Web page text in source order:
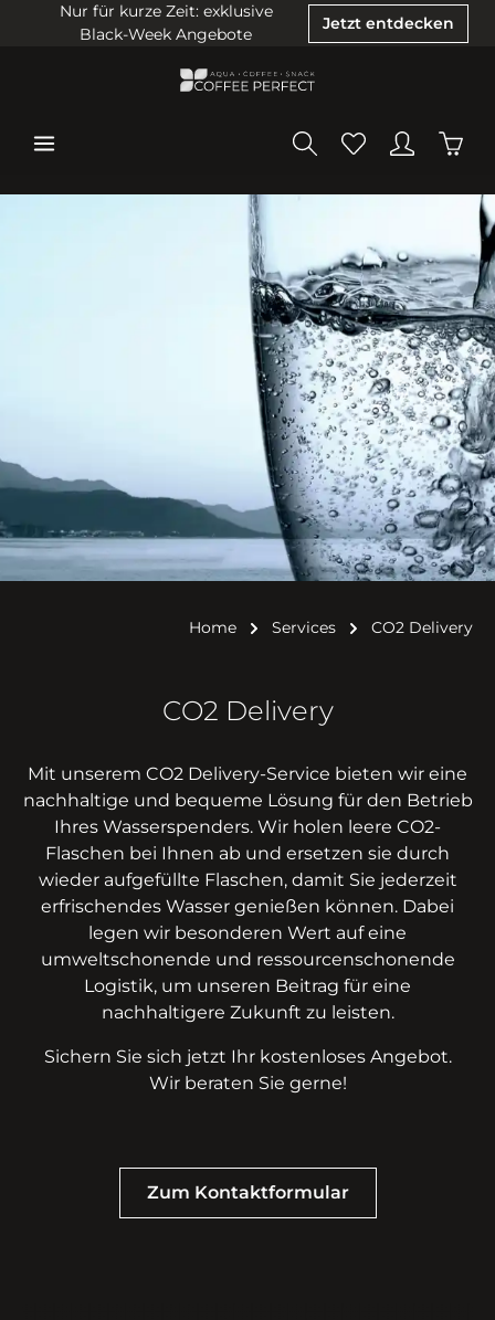
Nur für kurze Zeit: exklusive
Black-Week Angebote
Jetzt entdecken
Home Services CO2 Delivery
CO2 Delivery
Mit unserem CO2 Delivery-Service bieten wir eine
nachhaltige und bequeme Lösung für den Betrieb
Ihres Wasserspenders. Wir holen leere CO2-
Flaschen bei Ihnen ab und ersetzen sie durch
wieder aufgefüllte Flaschen, damit Sie jederzeit
erfrischendes Wasser genießen können. Dabei
legen wir besonderen Wert auf eine
umweltschonende und ressourcenschonende
Logistik, um unseren Beitrag für eine
nachhaltigere Zukunft zu leisten.
Sichern Sie sich jetzt Ihr kostenloses Angebot.
Wir beraten Sie gerne!
Zum Kontaktformular